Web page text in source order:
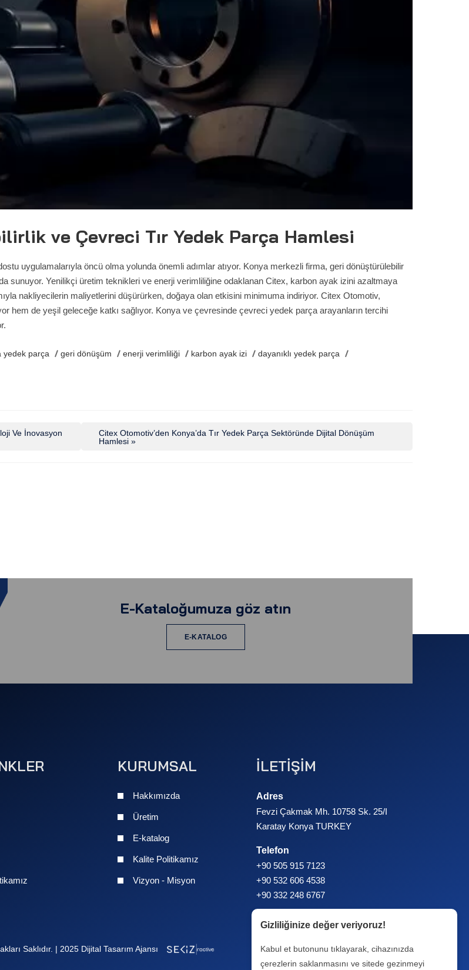
ve Çevreci Tır Yedek Parça Hamlesi
uygulamalarıyla öncü olma yolunda önemli adımlar atıyor. Konya merkezli firma, geri dönüştürülebilir
sunuyor. Yenilikçi üretim teknikleri ve enerji verimliliğine odaklanan Citex, karbon ayak izini azaltmaya
nakliyecilerin maliyetlerini düşürürken, doğaya olan etkisini minimuma indiriyor. Citex Otomotiv,
hem de yeşil geleceğe katkı sağlıyor. Konya ve çevresinde çevreci yedek parça arayanların tercihi
yedek parça geri dönüşüm enerji verimliliği karbon ayak izi
dayanıklı yedek parça
Ve İnovasyon
Citex Otomotiv’den Konya’da Tır Yedek Parça Sektöründe Dijital Dönüşüm
Hamlesi »
Gizliliğinize değer veriyoruz!
Kabul et butonunu tıklayarak, cihazınızda
çerezlerin saklanmasını ve sitede gezinmeyi
E-Kataloğumuza göz atın
E-KATALOG
KURUMSAL
Hakkımızda
Üretim
E-katalog
Kalite Politikamız
Vizyon - Misyon
İLETİŞİM
Adres
Fevzi Çakmak Mh. 10758 Sk. 25/I
Karatay Konya TURKEY
Telefon
+90 505 915 7123
+90 532 606 4538
+90 332 248 6767
Saklıdır. | 2025 Dijital Tasarım Ajansı